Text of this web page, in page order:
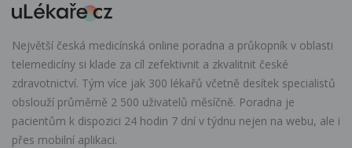
Největší česká medicínská online poradna a průkopník v oblasti
telemedicíny si klade za cíl zefektivnit a zkvalitnit české
zdravotnictví. Tým více jak 300 lékařů včetně desítek specialistů
obslouží průměrně 2 500 uživatelů měsíčně. Poradna je
pacientům k dispozici 24 hodin 7 dní v týdnu nejen na webu, ale i
přes mobilní aplikaci.